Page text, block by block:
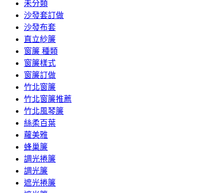
未分類
沙發套訂做
沙發布套
直立紗簾
窗簾 種類
窗簾樣式
窗簾訂做
竹北窗簾
竹北窗簾推薦
竹北風琴簾
絲柔百葉
蘿美雅
蜂巢簾
調光捲簾
調光簾
遮光捲簾